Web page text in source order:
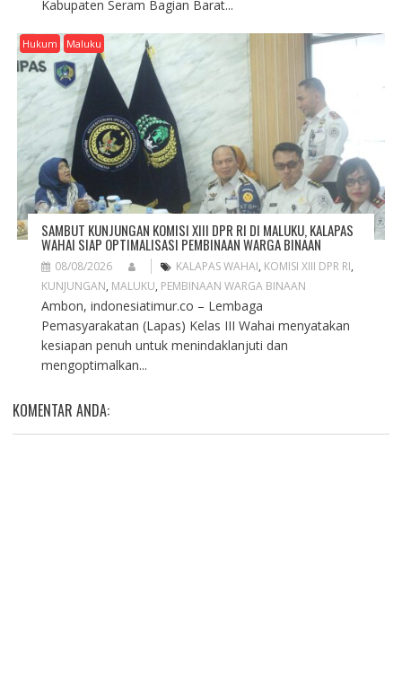
Kabupaten Seram Bagian Barat...
Hukum Maluku
SAMBUT KUNJUNGAN KOMISI XIII DPR RI DI MALUKU, KALAPAS
WAHAI SIAP OPTIMALISASI PEMBINAAN WARGA BINAAN
08/08/2026 KALAPAS WAHAI, KOMISI XIII DPR RI,
KUNJUNGAN, MALUKU, PEMBINAAN WARGA BINAAN
Ambon, indonesiatimur.co – Lembaga
Pemasyarakatan (Lapas) Kelas III Wahai menyatakan
kesiapan penuh untuk menindaklanjuti dan
mengoptimalkan...
KOMENTAR ANDA: